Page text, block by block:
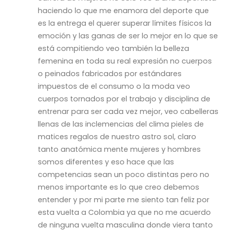
haciendo lo que me enamora del deporte que
es la entrega el querer superar límites físicos la
emoción y las ganas de ser lo mejor en lo que se
está compitiendo veo también la belleza
femenina en toda su real expresión no cuerpos
o peinados fabricados por estándares
impuestos de el consumo o la moda veo
cuerpos tornados por el trabajo y disciplina de
entrenar para ser cada vez mejor, veo cabelleras
llenas de las inclemencias del clima pieles de
matices regalos de nuestro astro sol, claro
tanto anatómica mente mujeres y hombres
somos diferentes y eso hace que las
competencias sean un poco distintas pero no
menos importante es lo que creo debemos
entender y por mi parte me siento tan feliz por
esta vuelta a Colombia ya que no me acuerdo
de ninguna vuelta masculina donde viera tanto